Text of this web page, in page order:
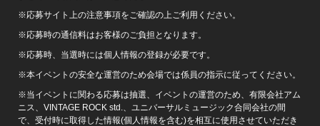
※応募サイト上の注意事項をご確認の上ご利用ください。
※応募時の通信料はお客様のご負担となります。
※応募時、当選時には個人情報の登録が必要です。
※本イベントの安全な運営のため会場では係員の指示に従ってください。
※当イベントに関わる応募は抽選、イベントの運営のため、有限会社アム
ニス、VINTAGE ROCK std.、ユニバーサルミュージック合同会社の間
で、受付時に取得した情報(個人情報を含む)を相互に使用させていただき